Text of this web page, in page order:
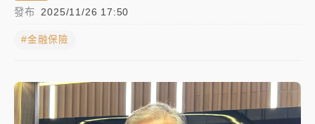
強風長浪襲馬祖！「白海豚」逼近劃設警戒區 違規戲
日職｜
林安可狀態正好卻因左膝疼痛下二軍 日媒感嘆
「好事多磨」
發布 2025/11/26 17:50
#金融保險